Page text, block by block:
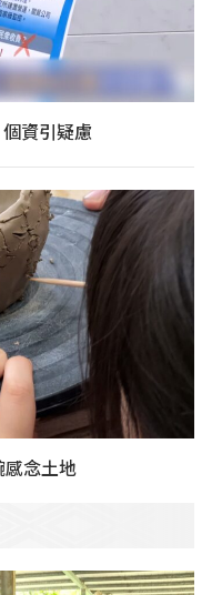
資引疑慮
念土地